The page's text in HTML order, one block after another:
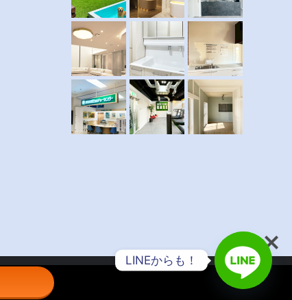
LINEからも！